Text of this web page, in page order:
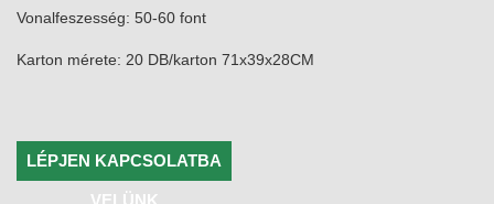
Vonalfeszesség: 50-60 font
Karton mérete: 20 DB/karton 71x39x28CM
LÉPJEN KAPCSOLATBA